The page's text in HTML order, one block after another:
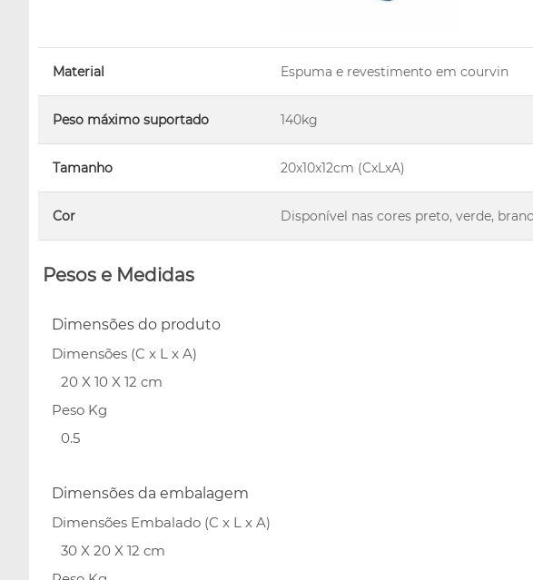
Material Espuma e revestimento em courvin
Peso máximo suportado 140kg
Tamanho 20x10x12cm (CxLxA)
Cor Disponível nas cores preto, verde,
Pesos e Medidas
Dimensões do produto
Dimensões (C x L x A)
20 X 10 X 12 cm
Peso Kg
0.5
Dimensões da embalagem
Dimensões Embalado (C x L x A)
30 X 20 X 12 cm